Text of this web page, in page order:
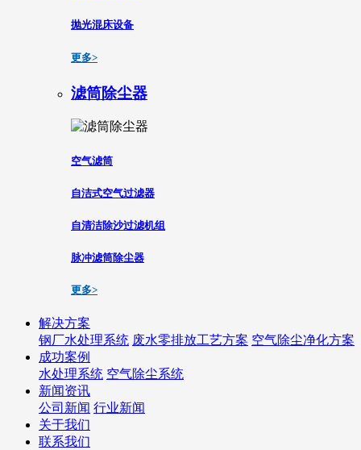
抛光混床设备
更多>
滤筒除尘器
空气滤筒
自洁式空气过滤器
自清洁除沙过滤机组
脉冲滤筒除尘器
更多>
解决方案
钢厂水处理系统 废水零排放工艺方案 空气除尘净化方案
成功案例
水处理系统 空气除尘系统
新闻资讯
公司新闻 行业新闻
关于我们
联系我们